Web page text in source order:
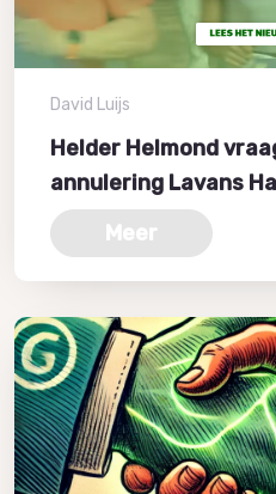
David Luijs
Helder Helmond
annulering Lavans
Meer